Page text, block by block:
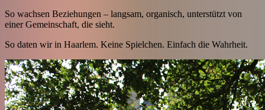
So wachsen Beziehungen – langsam, organisch, unterstützt von
einer Gemeinschaft, die sieht.
So daten wir in Haarlem. Keine Spielchen. Einfach die Wahrheit.